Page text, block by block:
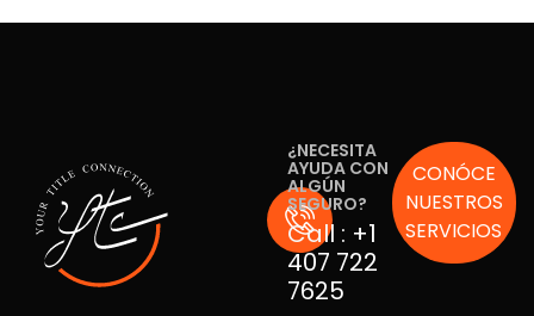
¿NECESITA
AYUDA CON
ALGÚN
SEGURO?
Call : +1
407 722
7625
CONÓCE
NUESTROS
SERVICIOS